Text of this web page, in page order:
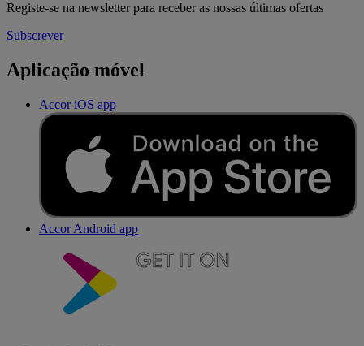
Registe-se na newsletter para receber as nossas últimas ofertas
Subscrever
Aplicação móvel
Accor iOS app
Accor Android app